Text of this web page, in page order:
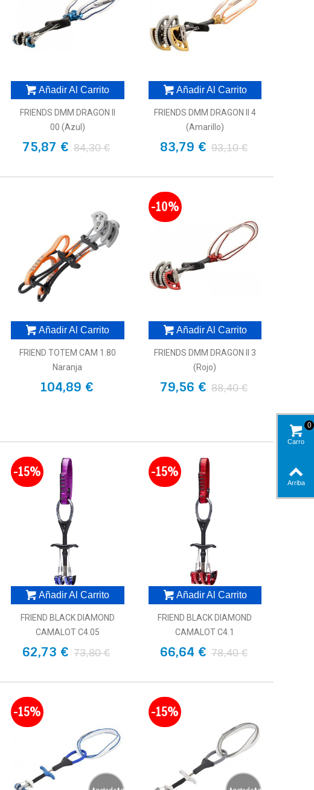
Añadir Al Carrito
FRIENDS DMM DRAGON II
00 (azul)
75,87 € 84,30 €
Añadir Al Carrito
FRIENDS DMM DRAGON II 4
(amarillo)
83,79 € 93,10 €
Añadir Al Carrito
FRIEND TOTEM CAM 1.80
Naranja
104,89 €
-10%
Añadir Al Carrito
FRIENDS DMM DRAGON II 3
(rojo)
79,56 € 88,40 €
-15%
Añadir Al Carrito
FRIEND BLACK DIAMOND
CAMALOT C4.05
62,73 € 73,80 €
-15%
Añadir Al Carrito
FRIEND BLACK DIAMOND
CAMALOT C4.1
66,64 € 78,40 €
-15% -15%
Carro
0
Arriba